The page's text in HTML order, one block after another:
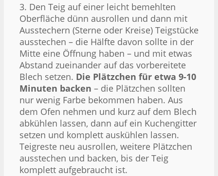
3. Den Teig auf einer leicht bemehlten
Oberfläche dünn ausrollen und dann mit
Ausstechern (Sterne oder Kreise) Teigstücke
ausstechen – die Hälfte davon sollte in der
Mitte eine Öffnung haben – und mit etwas
Abstand zueinander auf das vorbereitete
Blech setzen. Die Plätzchen für etwa 9-10
Minuten backen – die Plätzchen sollten
nur wenig Farbe bekommen haben. Aus
dem Ofen nehmen und kurz auf dem Blech
abkühlen lassen, dann auf ein Kuchengitter
setzen und komplett auskühlen lassen.
Teigreste neu ausrollen, weitere Plätzchen
ausstechen und backen, bis der Teig
komplett aufgebraucht ist.